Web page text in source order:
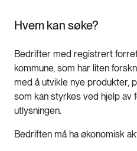
Hvem kan søke?
Bedrifter med registrert
kommune, som har liten
med å utvikle nye produkter,
som kan styrkes ved hjelp av
utlysningen.
Bedriften må ha økonomisk